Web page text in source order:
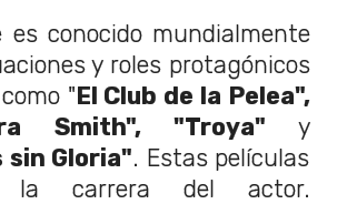
es conocido mundialmente
y roles protagónicos
"El Club de la Pelea",
Smith", "Troya" y
Gloria". Estas películas
la carrera del actor.